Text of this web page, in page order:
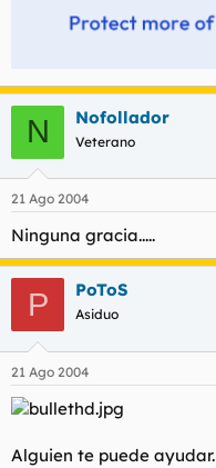
N Nofollador
Veterano
21 Ago 2004
Ninguna gracia.....
P PoToS
Asiduo
21 Ago 2004
Alguien te puede ayudar.